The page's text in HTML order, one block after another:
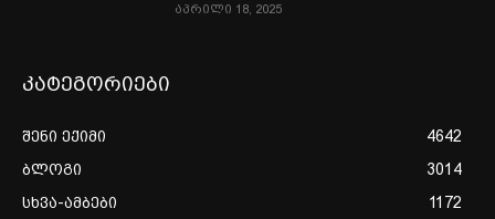
აპრილი 18, 2025
კატეგორიები
შენი ექიმი
4642
ბლოგი
3014
სხვა-ამბები
1172